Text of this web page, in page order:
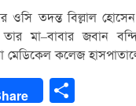
ওসি তদন্ত বিল্লাল হোসেন
তার মা–বাবার জবান
মেডিকেল কলেজ